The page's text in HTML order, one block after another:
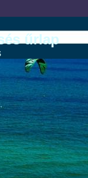
űrlap